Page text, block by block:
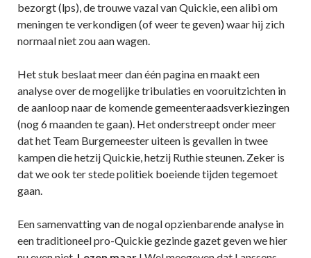
bezorgt (lps), de trouwe vazal van Quickie, een alibi om
meningen te verkondigen (of weer te geven) waar hij zich
normaal niet zou aan wagen.
Het stuk beslaat meer dan één pagina en maakt een
analyse over de mogelijke tribulaties en vooruitzichten in
de aanloop naar de komende gemeenteraadsverkiezingen
(nog 6 maanden te gaan). Het onderstreept onder meer
dat het Team Burgemeester uiteen is gevallen in twee
kampen die hetzij Quickie, hetzij Ruthie steunen. Zeker is
dat we ook ter stede politiek boeiende tijden tegemoet
gaan.
Een samenvatting van de nogal opzienbarende analyse in
een traditioneel pro-Quickie gezinde gazet geven we hier